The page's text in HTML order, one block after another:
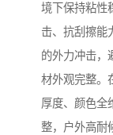
境下保持粘性
击、抗刮擦能
的外力冲击，
材外观完整。
厚度、颜色全
整，户外高耐